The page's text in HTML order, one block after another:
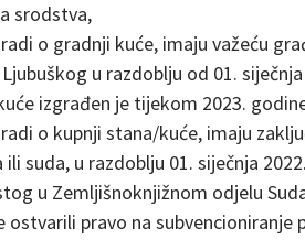
srodstva,
o gradnji kuće, imaju važeću
u razdoblju od 01.
izgrađen je tijekom 2023.
o kupnji stana/kuće, imaju
suda, u razdoblju 01. siječnja
u Zemljišnoknjižnom odjelu
ostvarili pravo na subvencioniranje